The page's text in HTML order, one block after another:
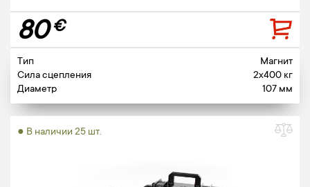
80€
Тип
Магнит
Сила сцепления
2x400 кг
Диаметр
107 мм
● В наличии 25 шт.